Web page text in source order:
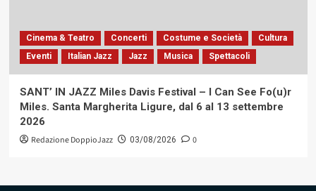
Cinema & Teatro Concerti Costume e Società
Cultura
Eventi
Italian Jazz Jazz Musica Spettacoli
SANT’ IN JAZZ Miles Davis Festival – I Can See Fo(u)r
Miles. Santa Margherita Ligure, dal 6 al 13 settembre
2026
Redazione DoppioJazz 03/08/2026 0